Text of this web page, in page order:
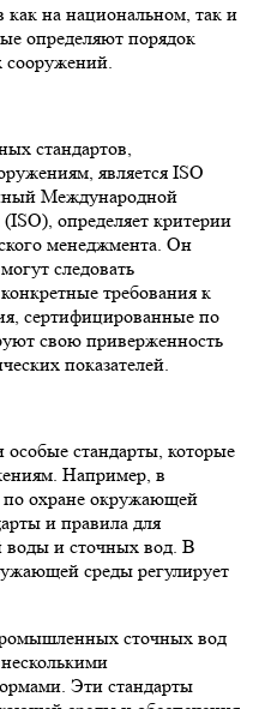
как на национальном, так и
определяют порядок
сооружений.
стандартов,
является ISO
Международной
определяет критерии
менеджмента. Он
следовать
требования к
сертифицированные по
свою приверженность
показателей.
особые стандарты, которые
Например, в
охране окружающей
и правила для
воды и сточных вод. В
среды регулирует
сточных вод
Эти стандарты